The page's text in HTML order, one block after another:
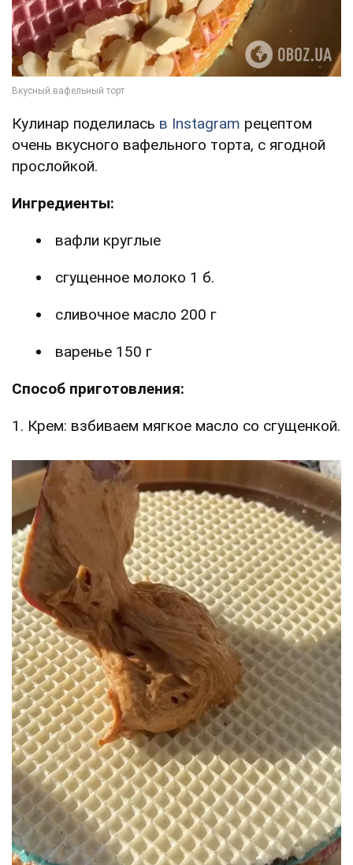
Кулинар поделилась в Instagram рецептом
очень вкусного вафельного торта, с ягодной
прослойкой.
Ингредиенты:
вафли круглые
сгущенное молоко 1 б.
сливочное масло 200 г
варенье 150 г
Способ приготовления:
1. Крем: взбиваем мягкое масло со сгущенкой.